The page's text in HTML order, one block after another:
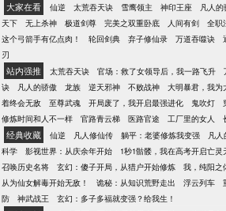
大家在看 仙逆 太荒吞天诀 雪鹰领主 神印王座 凡人的
天下
无上杀神 极道剑尊 完美之双重卧底 人间有剑 全职
这个弓箭手有亿点肉！
轮回剑典 弃子修仙录 万道吞噬诀
刃
站内强推 太荒吞天诀 官场：救了女领导后，我一路飞升
诀
凡人的骄傲 龙族 逆天邪神 不败战神 大明暴君，我为
着终会无敌
至尊武魂 开局废了，我开启最强进化 鬼吹灯
修炼时间和人不一样
官路青云梯 医路官途 工厂里的女人
经典收藏 仙逆 凡人修仙传 躺平：老婆修炼我变强 凡人
科学
影视世界：从庆余年开始 1秒1骷髅，我在高考开启亡灵
召唤历史名将
玄幻：傻子开局，从猎户开始修炼 我，纯阳之
从为仙女解毒开始无敌！
诡秘：从知识荒野走出 浮云列车
防
神武战王 玄幻：多子多福就变强？给我生！